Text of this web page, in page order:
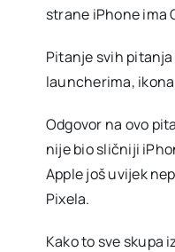
strane iPhone ima
Pitanje svih
launcherima,
Odgovor na ovo
nije bio sličniji
Apple još uvijek
Pixela.
Kako to sve skupa